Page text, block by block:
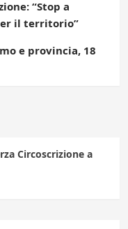
“Stop a
il territorio”
e provincia, 18
Circoscrizione a